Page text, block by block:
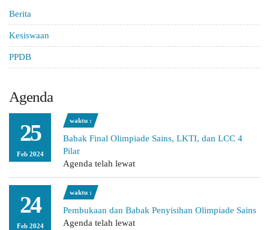
Berita
Kesiswaan
PPDB
Agenda
25
Feb 2024
waktu :
Babak Final Olimpiade Sains, LKTI, dan LCC 4
Pilar
Agenda telah lewat
24
Feb 2024
waktu :
Pembukaan dan Babak Penyisihan Olimpiade Sains
Agenda telah lewat